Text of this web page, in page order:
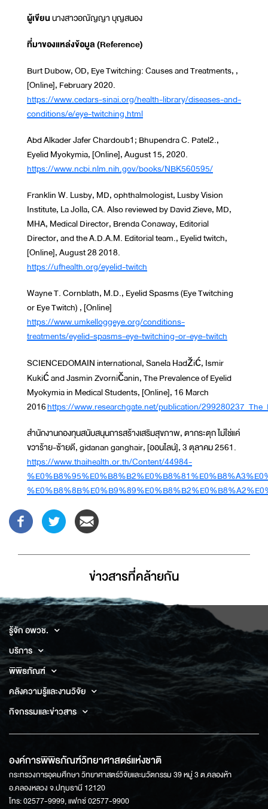
ผู้เขียนนางสาวอณัญญา บุญสนอง
ที่มาของแหล่งข้อมูล (Reference)
Burt Dubow, OD, Eye Twitching: Causes and Treatments, ,
[Online], February 2020.
https://www.cedars-sinai.org/health-library/diseases-and-
conditions/e/eye-twitching.html
Abd Alkader Jafer Chardoub1; Bhupendra C. Patel2.,
Eyelid Myokymia, [Online], August 15, 2020.
https://www.ncbi.nlm.nih.gov/books/NBK560595/
Franklin W. Lusby, MD, ophthalmologist, Lusby Vision
Institute, La Jolla, CA. Also reviewed by David Zieve, MD,
MHA, Medical Director, Brenda Conaway, Editorial
Director, and the A.D.A.M. Editorial team., Eyelid twitch,
[Online], August 28 2018.
https://ufhealth.org/eyelid-twitch
Wayne T. Cornblath, M.D., Eyelid Spasms (Eye Twitching
or Eye Twitch) , [Online]
https://www.umkelloggeye.org/conditions-
treatments/eyelid-spasms-eye-twitching-or-eye-twitch
SCIENCEDOMAIN international, Sanela Hadžić, Ismir
Kukić and Jasmin Zvorničanin, The Prevalence of Eyelid
Myokymia in Medical Students, [Online], 16 March
2016https://www.researchgate.net/publication/
สำนักงานกองทุนสนับสนุนการสร้างเสริมสุขภาพ, ตากระตุก ไม่ใช่แค่
ขวาร้าย-ซ้ายดี, gidanan ganghair, [ออนไลน์], 3 ตุลาคม 2561.
https://www.thaihealth.or.th/Content/44984-
ข่าวสารที่่คล้ายกัน
รู้จัก อพวช.
บริการ
พิพิธภัณฑ์
คลังความรู้และงานวิจัย
กิจกรรมและข่าวสาร
องค์การพิพิธภัณฑ์วิทยาศาสตร์แห่งชาติ
กระทรวงการอุดมศึกษา วิทยาศาสตร์วิจัยและนวัตกรรม 39 หมู่ 3 ต.คลองห้า
อ.คลองหลวง จ.ปทุมธานี 12120
โทร: 02577-9999, แฟกซ์ 02577-9900